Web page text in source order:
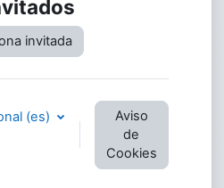
invitada
‎(es)‎
Aviso
de
Cookies